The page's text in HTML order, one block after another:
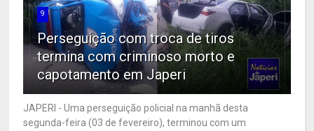
9
Perseguição com troca de tiros
termina com criminoso morto e
capotamento em Japeri
JAPERI - Uma perseguição policial na manhã desta
segunda-feira (03 de fevereiro), terminou com um